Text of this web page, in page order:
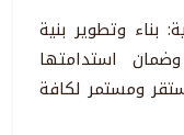
بناء وتطوير بنية
استدامتها
ومستمر لكافة